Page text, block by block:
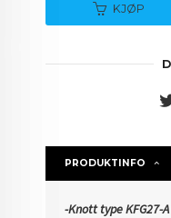
KJØP
PRODUKTINFO
-Knott type KFG27-A